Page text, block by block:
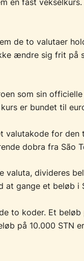
en fast vekselkurs.
de to valutaer
ændre sig frit på
som sin
er bundet til
for den
dobra fra São
valuta, divideres
at gange et beløb i
to koder. Et beløb
på 10.000 STN